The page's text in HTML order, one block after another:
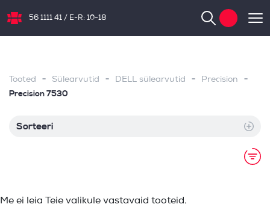
NB.ee
56 1111 41 / E-R: 10-18
Tooted - Sülearvutid - DELL sülearvutid - Precision
-
Precision 7530
Sorteeri
Me ei leia Teie valikule vastavaid tooteid.